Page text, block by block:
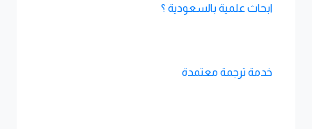
ابحاث علمية بالسعودية ؟
خدمة ترجمة معتمدة